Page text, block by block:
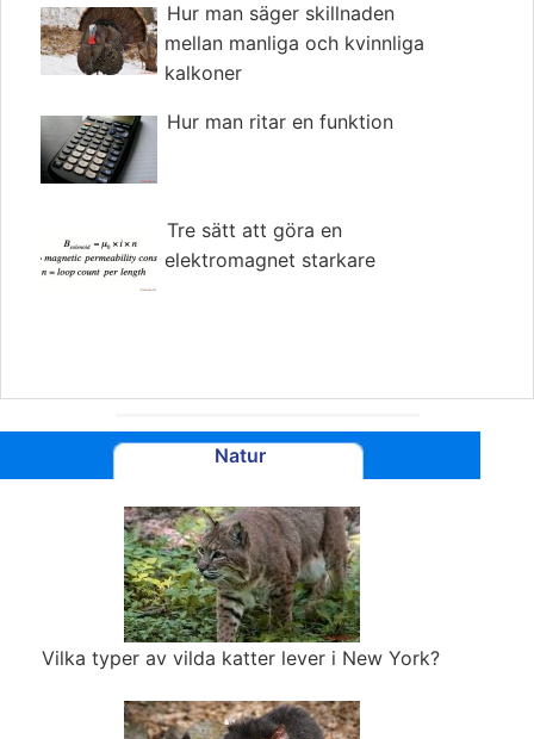
Hur man säger skillnaden
mellan manliga och kvinnliga
kalkoner
Hur man ritar en funktion
Tre sätt att göra en
elektromagnet starkare
Natur
Vilka typer av vilda katter lever i New York?